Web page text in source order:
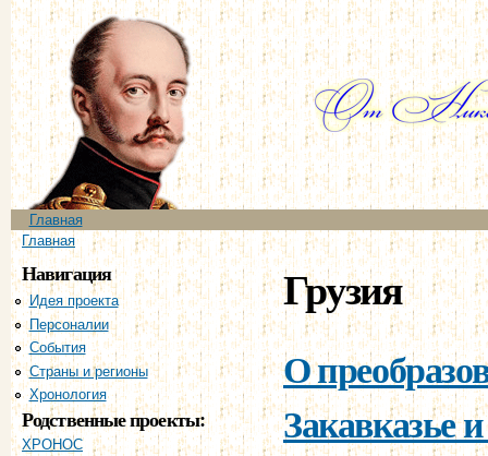
Главное меню
Главная
Вы здесь
Главная
Навигация
Идея проекта
Персоналии
События
Страны и регионы
Хронология
Родственные проекты:
ХРОНОС
Грузия
О
Закавказье